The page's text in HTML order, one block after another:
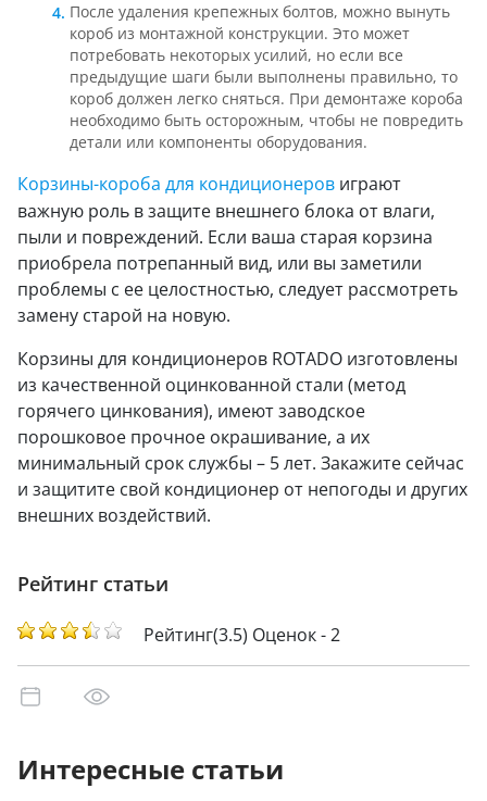
После удаления крепежных болтов, можно вынуть
короб из монтажной конструкции. Это может
потребовать некоторых усилий, но если все
предыдущие шаги были выполнены правильно, то
короб должен легко сняться. При демонтаже короба
необходимо быть осторожным, чтобы не повредить
детали или компоненты оборудования.
Корзины-короба для кондиционеров играют
важную роль в защите внешнего блока от влаги,
пыли и повреждений. Если ваша старая корзина
приобрела потрепанный вид, или вы заметили
проблемы с ее целостностью, следует рассмотреть
замену старой на новую.
Корзины для кондиционеров ROTADO изготовлены
из качественной оцинкованной стали (метод
горячего цинкования), имеют заводское
порошковое прочное окрашивание, а их
минимальный срок службы – 5 лет. Закажите сейчас
и защитите свой кондиционер от непогоды и других
внешних воздействий.
Рейтинг статьи
Рейтинг(3.5) Оценок - 2
Интересные статьи